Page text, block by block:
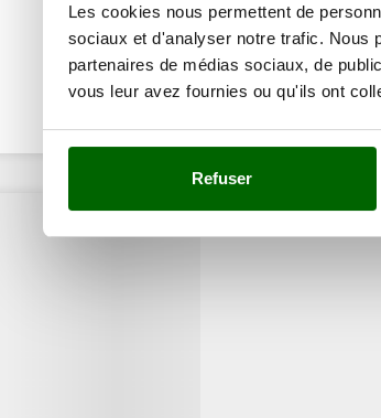
Les cookies nous permettent de
sociaux et d'analyser notre trafic. Nous
partenaires de médias sociaux, de
vous leur avez fournies ou qu'ils ont
Refuser
Nos clients ont